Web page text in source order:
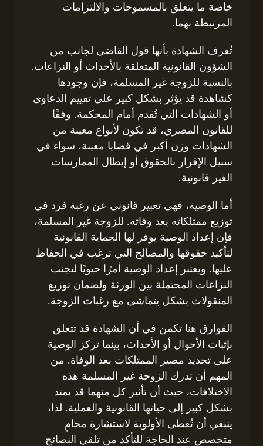
خاصة ما يتعلق بالمسموحات والالتزامات
المرتبطة بهما.
تُعرف الشهادة بأنها قول القاضي لجانب من
الشؤون القانونية المتعلقة بالأحداث أو النزاعات.
بالنسبة للزوجة غير المسلمة، فإن وجودها
كشاهدة قد يؤثر بشكل كبير على تقييم الدعاوى
أو الشهادات التي تُقدم أمام المحكمة. وفقًا
للقانون المصري، قد تكون لأنواع معينة من
الشهادات وزن أكبر في قضايا معينة، سواء في
سبيل الإقرار بالحقوق أو إبطال الممارسات
الغير قانونية.
أما الوصية، فهي تعبير قانوني عن رغبة فرد في
توزيع ممتلكاته بعد وفاته. للزوجة غير المسلمة،
فإن إعداد الوصية يوفر لها الحماية القانونية
لتأكيد حقوقها والمصالح التي ترغب في الحفاظ
عليها. ويعتبر إعداد الوصية أمرًا حيويًا لتجنب
النزاعات المحتملة بين الورثة ولضمان توزيع
المنقولات بشكل يتماشى مع رغبات الزوجة.
الفوارق هنا تكمن في أن الشهادة قد تتعلق
بإثبات الأحوال أو الأحداث، بينما تركز الوصية
على تحديد مصير الممتلكات بعد الوفاة. من
المهم أن تدرك الزوجة غير المسلمة هذه
الاختلافات، حيث أن تأثير كل منهما قد يمتد
بشكل كبير إلى حياتها القانونية والعملية. لذا،
ينبغي أن تُعطى الأولوية لاستشارة محامٍ
متخصص عند الحاجة للتأكد من تلقي النصائح